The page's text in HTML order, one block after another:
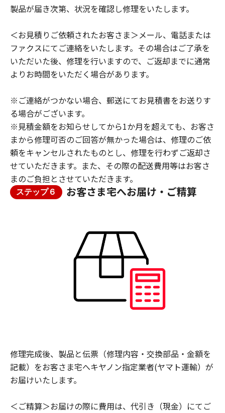
製品が届き次第、状況を確認し修理をいたします。
＜お見積りご依頼されたお客さま＞メール、電話または
ファクスにてご連絡をいたします。その場合はご了承を
いただいた後、修理を行いますので、ご返却までに通常
よりお時間をいただく場合があります。
※ご連絡がつかない場合、郵送にてお見積書をお送りす
る場合がございます。
※見積金額をお知らせしてから1か月を超えても、お客さ
まから修理可否のご回答が無かった場合は、修理のご依
頼をキャンセルされたものとし、修理を行わずご返却さ
せていただきます。また、その際の配送費用等はお客さ
まのご負担とさせていただきます。
ステップ６ お客さま宅へお届け・ご精算
修理完成後、製品と伝票（修理内容・交換部品・金額を
記載）をお客さま宅へキヤノン指定業者(ヤマト運輸）が
お届けいたします。
＜ご精算＞お届けの際に費用は、代引き（現金）にてご